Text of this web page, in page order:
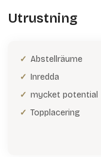
Utrustning
Abstellräume
Inredda
mycket potential
Topplacering